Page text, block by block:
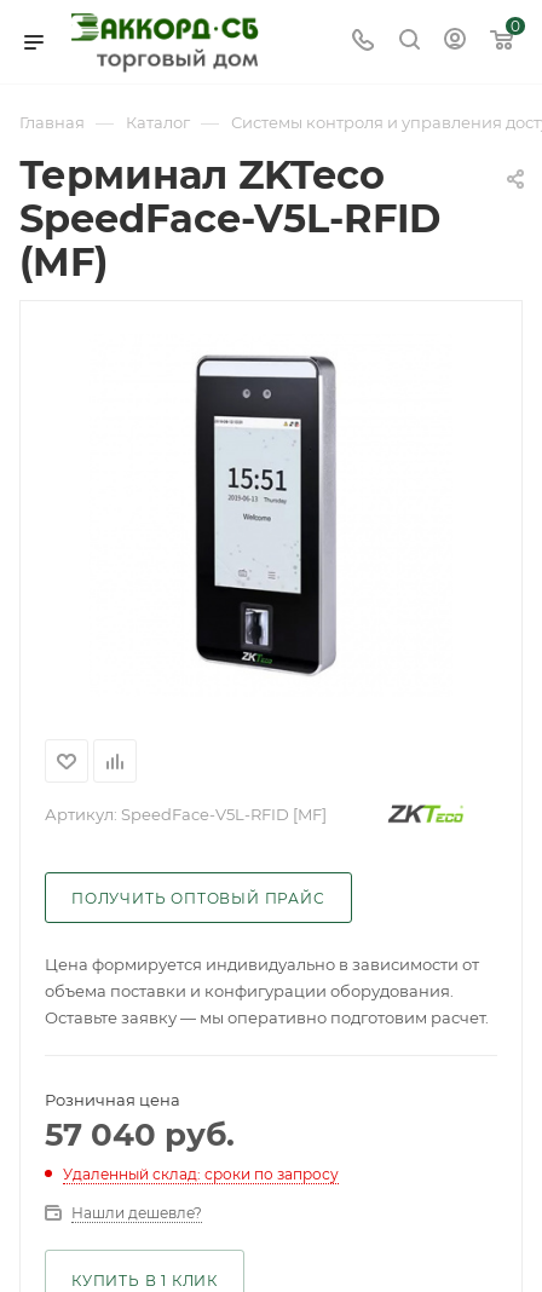
0
Главная — Каталог — Системы контроля и управления
Терминал ZKTeco
SpeedFace-V5L-RFID
(MF)
Артикул: SpeedFace-V5L-RFID [MF]
ПОЛУЧИТЬ ОПТОВЫЙ ПРАЙС
Цена формируется индивидуально в зависимости от
объема поставки и конфигурации оборудования.
Оставьте заявку — мы оперативно подготовим расчет.
Розничная цена
57 040 руб.
Удаленный склад: сроки по запросу
Нашли дешевле?
КУПИТЬ В 1 КЛИК